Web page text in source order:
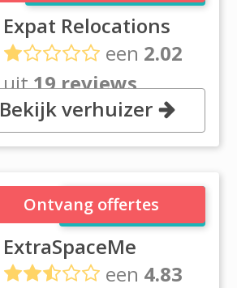
Expat Relocations
een 2.02
uit19 reviews
, Amberjem Tower, SM Office E1
3419 G, Dubai
Bekijk verhuizer
ExtraSpaceMe
ExtraSpaceMe
een 4.83
Ontvang offertes